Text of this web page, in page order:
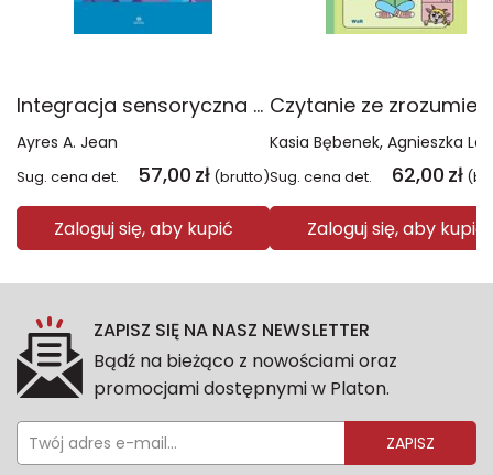
Integracja sensoryczna a zaburzenia uczenia się
Ayres A. Jean
Sug. cena det. 57,00 zł (brutto)
Zaloguj się, aby kupić
Kasia Bębenek Agnieszka
Sug. cena det. 62,00 zł
Zaloguj się, aby kupić
ZAPISZ SIĘ NA NASZ NEWSLETTER
Bądź na bieżąco z nowościami oraz
promocjami dostępnymi w Platon.
ZAPISZ